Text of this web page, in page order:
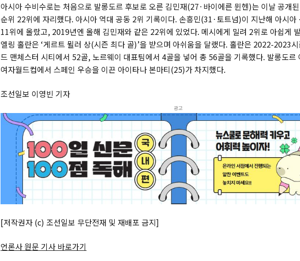
아시아 수비수로는 처음으로 발롱도르 후보로 오른 김민재(27·바이에른 뮌헨)는 이날 공개
순위 22위에 자리했다. 아시아 역대 공동 2위 기록이다. 손흥민(31·토트넘)이 지난해 아시아
11위에 올랐고, 2019년엔 올해 김민재와 같은 22위에 있었다. 메시에게 밀려 2위로 아쉽게
엘링 홀란은 ‘게르트 뮐러 상(시즌 최다 골)’을 받으며 아쉬움을 달랬다. 홀란은 2022-2023
드 맨체스터 시티에서 52골, 노르웨이 대표팀에서 4골을 넣어 총 56골을 기록했다. 발롱도르
여자월드컵에서 스페인 우승을 이끈 아이타나 본마티(25)가 차지했다.
조선일보 이영빈 기자
광고
[저작권자 (c) 조선일보 무단전재 및 재배포 금지]
언론사 원문 기사 바로가기